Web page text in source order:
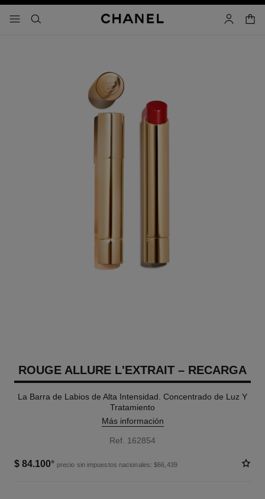
- navegación principal
buscar cuenta
ROUGE ALLURE L'EXTRAIT – RECARGA
La Barra de Labios de Alta Intensidad. Concentrado de Luz Y
Tratamiento
Más información
Ref. 162854
$ 84.100* precio sin impuestos nacionales: $66,439